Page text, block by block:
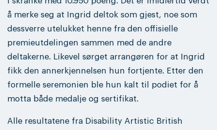
å merke seg at Ingrid deltok som gjest, noe som
dessverre utelukket henne fra den offisielle
premieutdelingen sammen med de andre
deltakerne. Likevel sørget arrangøren for at Ingrid
fikk den annerkjennelsen hun fortjente. Etter den
formelle seremonien ble hun kalt til podiet for å
motta både medalje og sertifikat.
Alle resultatene fra Disability Artistic British